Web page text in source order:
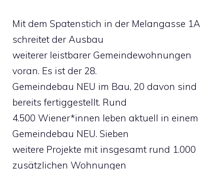
Mit dem Spatenstich in der Melangasse 1A
schreitet der Ausbau
weiterer leistbarer Gemeindewohnungen
voran. Es ist der 28.
Gemeindebau NEU im Bau, 20 davon sind
bereits fertiggestellt. Rund
4.500 Wiener*innen leben aktuell in einem
Gemeindebau NEU. Sieben
weitere Projekte mit insgesamt rund 1.000
zusätzlichen Wohnungen